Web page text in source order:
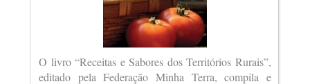
O livro “Receitas e Sabores dos Territórios Rurais”,
editado pela Federação Minha Terra, compila e